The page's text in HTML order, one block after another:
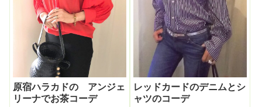
原宿ハラカドの アンジェ
リーナでお茶コーデ
レッドカードのデニムとシ
ャツのコーデ